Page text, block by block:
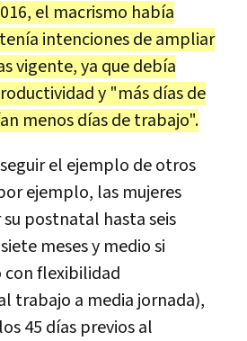
el macrismo había
intenciones de ampliar
vigente, ya que debía
y "más días de
menos días de trabajo".
el ejemplo de otros
ejemplo, las mujeres
postnatal hasta seis
meses y medio si
flexibilidad
trabajo a media jornada),
45 días previos al